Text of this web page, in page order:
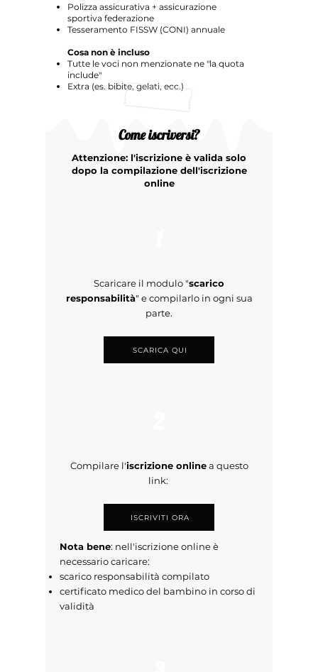
Polizza assicurativa + assicurazione
sportiva federazione
Tesseramento FISSW (CONI) annuale
Cosa non è incluso
Tutte le voci non menzionate ne "la quota
include"
Extra (es. bibite, gelati, ecc.)
Come iscriversi?
Attenzione: l'iscrizione è valida solo
dopo la compilazione dell'iscrizione
online
Scaricare il modulo "scarico
responsabilità" e compilarlo in ogni sua
parte.
SCARICA QUI
Compilare l'iscrizione onlinea questo
link:
ISCRIVITI ORA
Nota bene: nell'iscrizione online è
necessario caricare:
scarico responsabilità compilato
certificato medico del bambino in corso di
validità